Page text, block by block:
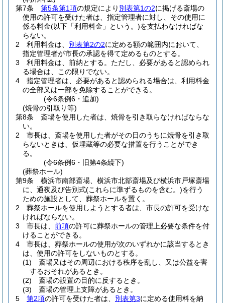
第7条
第5条第1項の規定により 別表第1の2に掲げる斎場の
使用の許可を受けた者は、指定管理者に対し、その使用に
係る料金(以下「利用料金」という。)を支払わなければな
らない。
2
利用料金は、 別表第2の2に定める額の範囲内において、
指定管理者が市長の承認を得て定めるものとする。
3
利用料金は、前納とする。 ただし、必要があると認められ
る場合は、この限りでない。
4
指定管理者は、必要があると認められる場合は、利用料金
の全部又は一部を免除することができる。
(令6条例6・追加)
(焼骨の引取り等)
第8条
斎場を使用した者は、焼骨を引き取らなければならな
い。
2
市長は、斎場を使用した者がその日のうちに焼骨を引き取
らないときは、仮埋蔵等の必要な措置を行うことができ
る。
(令6条例6・旧第4条繰下)
(葬祭ホール)
第9条
横浜市南部斎場、横浜市北部斎場及び横浜市戸塚斎場
に、通夜及び告別式(これらに準ずるものを含む。)を行う
ための施設として、葬祭ホールを置く。
2
葬祭ホールを使用しようとする者は、市長の許可を受けな
ければならない。
3
市長は、 前項の許可に葬祭ホールの管理上必要な条件を付
けることができる。
4
市長は、葬祭ホールの使用が次のいずれかに該当するとき
は、使用の許可をしないものとする。
(1)
斎場又はその周辺における秩序を乱し、又は公益を害
するおそれがあるとき。
(2)
斎場の設置の目的に反するとき。
(3)
斎場の管理上支障があるとき。
5
第2項の許可を受けた者は、 別表第3に定める使用料を納